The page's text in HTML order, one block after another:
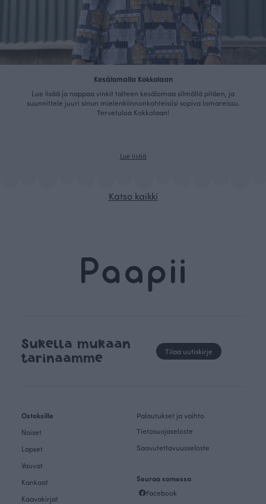
Kesälomalla Kokkolaan
Lue lisää ja nappaa vinkit talteen kesälomaa silmällä pitäen, ja
suunnittele juuri sinun mielenkiinnonkohteisiisi sopiva lomareissu.
Tervetuloa Kokkolaan!
Lue lisää
Katso kaikki
Sukella mukaan
tarinaamme
Tilaa uutiskirje
Ostoksille
Naiset
Lapset
Vauvat
Kankaat
Kaavakirjat
Palautukset ja vaihto
Tietosuojaseloste
Saavutettavuusseloste
Seuraa somessa
Facebook